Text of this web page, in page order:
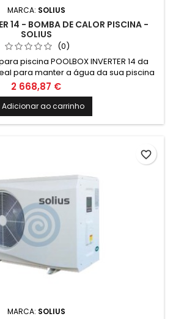
MARCA: SOLIUS
14 - BOMBA DE CALOR PISCINA -
SOLIUS
(0)
piscina POOLBOX INVERTER 14 da
para manter a água da sua piscina
ideal. Com tecnologia inverter,
fácil de instalar, garante o conforto e
que procura. Aproveite já!
2 668,87 €
Adicionar ao carrinho
MARCA: SOLIUS
favorite_border